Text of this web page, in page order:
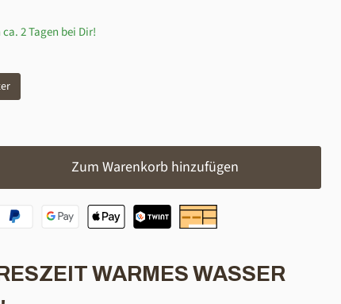
ca. 2 Tagen bei Dir!
Zum Warenkorb hinzufügen
WARMES WASSER